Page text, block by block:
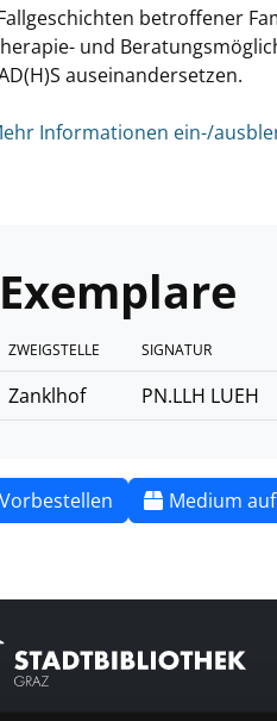
betroffener
und
auseinandersetzen.
Informationen ein-/
Exemplare
ZWEIGSTELLE SIGNATUR
Zanklhof PN.LLH LUEH
Vorbestellen Medium